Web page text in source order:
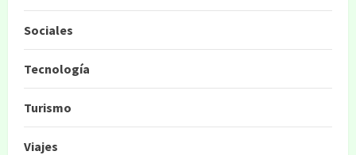
Sociales
Tecnología
Turismo
Viajes